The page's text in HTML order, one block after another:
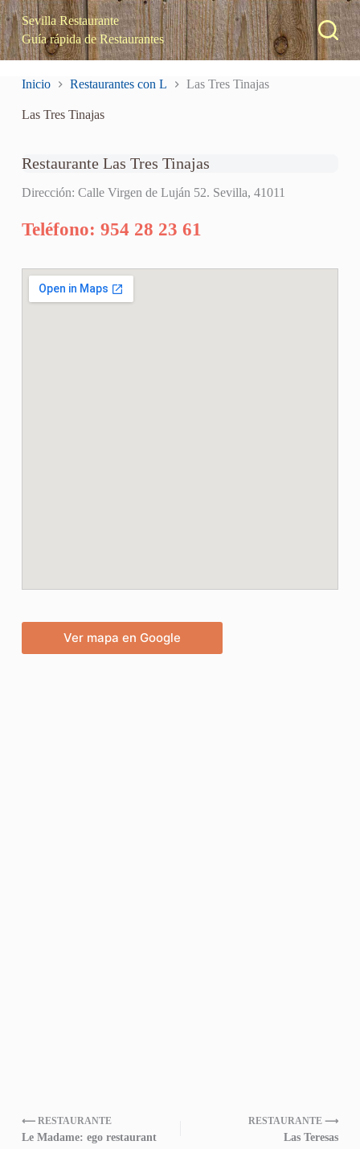
S
a
l
t
n
Sevilla Restaurante
Guía rápida de Restaurantes
Inicio Restaurantes con L Las Tres Tinajas
Las Tres Tinajas
Restaurante Las Tres Tinajas
Dirección: Calle Virgen de Luján 52. Sevilla, 41011
Teléfono: 954 28 23 61
Ver mapa en Google
⟵ RESTAURANTE
Le Madame: ego restaurant
RESTAURANTE ⟶
Las Teresas